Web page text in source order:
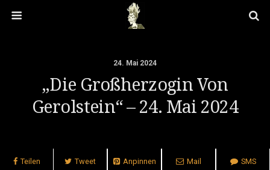
24. Mai 2024
„Die Großherzogin Von
Gerolstein“ – 24. Mai 2024
Teilen Tweet Anpinnen Mail SMS